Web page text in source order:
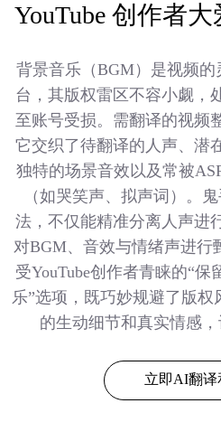
YouTube 创作者
背景音乐（BGM）是视频的
台，其版权雷区不容小觑，
至账号受损。需翻译的视频
它交织了待翻译的人声、潜
独特的场景音效以及常被
（如哭笑声、拟声词）。
法，不仅能精准分离人声进
对BGM、音效与情绪声进行
受YouTube创作者青睐的“
乐”选项，既巧妙规避了版
的生动细节和真实情感，
立即AI翻译